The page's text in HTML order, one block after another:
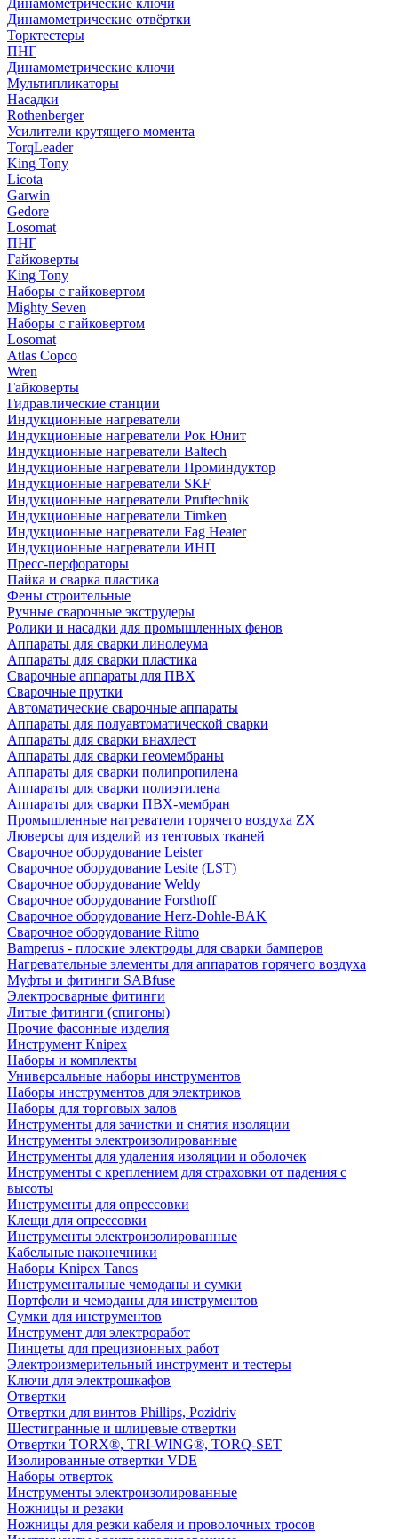
Динамометрические ключи
Динамометрические отвёртки
Торктестеры
ПНГ
Динамометрические ключи
Мультипликаторы
Насадки
Rothenberger
Усилители крутящего момента
TorqLeader
King Tony
Licota
Garwin
Gedore
Losomat
ПНГ
Гайковерты
King Tony
Наборы с гайковертом
Mighty Seven
Наборы с гайковертом
Losomat
Atlas Copco
Wren
Гайковерты
Гидравлические станции
Индукционные нагреватели
Индукционные нагреватели Рок Юнит
Индукционные нагреватели Baltech
Индукционные нагреватели Проминдуктор
Индукционные нагреватели SKF
Индукционные нагреватели Pruftechnik
Индукционные нагреватели Timken
Индукционные нагреватели Fag Heater
Индукционные нагреватели ИНП
Пресс-перфораторы
Пайка и сварка пластика
Фены строительные
Ручные сварочные экструдеры
Ролики и насадки для промышленных фенов
Аппараты для сварки линолеума
Аппараты для сварки пластика
Сварочные аппараты для ПВХ
Сварочные прутки
Автоматические сварочные аппараты
Аппараты для полуавтоматической сварки
Аппараты для сварки внахлест
Аппараты для сварки геомембраны
Аппараты для сварки полипропилена
Аппараты для сварки полиэтилена
Аппараты для сварки ПВХ-мембран
Промышленные нагреватели горячего воздуха ZX
Люверсы для изделий из тентовых тканей
Сварочное оборудование Leister
Сварочное оборудование Lesite (LST)
Сварочное оборудование Weldy
Сварочное оборудование Forsthoff
Сварочное оборудование Herz-Dohle-BAK
Сварочное оборудование Ritmo
Bamperus - плоские электроды для сварки бамперов
Нагревательные элементы для аппаратов горячего воздуха
Муфты и фитинги SABfuse
Электросварные фитинги
Литые фитинги (спигоны)
Прочие фасонные изделия
Инструмент Knipex
Наборы и комплекты
Универсальные наборы инструментов
Наборы инструментов для электриков
Наборы для торговых залов
Инструменты для зачистки и снятия изоляции
Инструменты электроизолированные
Инструменты для удаления изоляции и оболочек
Инструменты с креплением для страховки от падения с
высоты
Инструменты для опрессовки
Клещи для опрессовки
Инструменты электроизолированные
Кабельные наконечники
Наборы Knipex Tanos
Инструментальные чемоданы и сумки
Портфели и чемоданы для инструментов
Сумки для инструментов
Инструмент для электроработ
Пинцеты для прецизионных работ
Электроизмерительный инструмент и тестеры
Ключи для электрошкафов
Отвертки
Отвертки для винтов Phillips, Pozidriv
Шестигранные и шлицевые отвертки
Отвертки TORX®, TRI-WING®, TORQ-SET
Изолированные отвертки VDE
Наборы отверток
Инструменты электроизолированные
Ножницы и резаки
Ножницы для резки кабеля и проволочных тросов